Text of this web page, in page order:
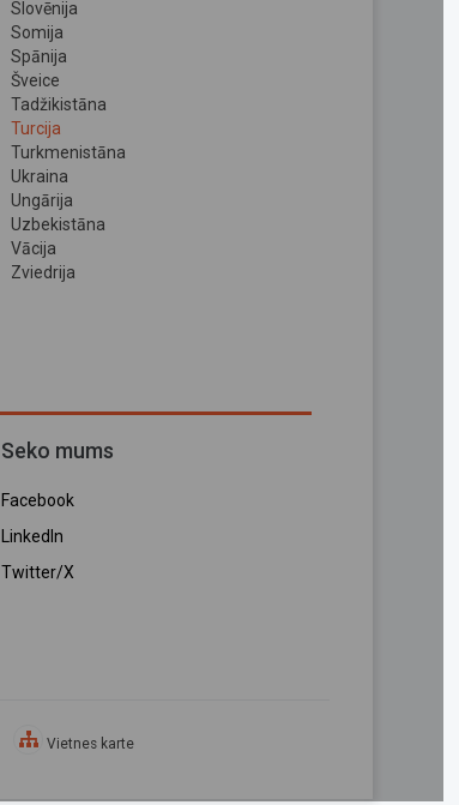
Slovēnija
Somija
Spānija
Šveice
Tadžikistāna
Turcija
Turkmenistāna
Ukraina
Ungārija
Uzbekistāna
Vācija
Zviedrija
Seko mums
Facebook
LinkedIn
Twitter/X
Vietnes karte